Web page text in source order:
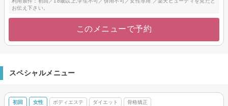
お伝え下さい。
このメニューで予約
スペシャルメニュー
初回 女性 ボディエステ ダイエット 骨格矯正